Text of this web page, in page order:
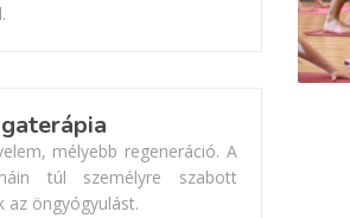
mélyebb regeneráció. A
túl személyre szabott
az öngyógyulást.